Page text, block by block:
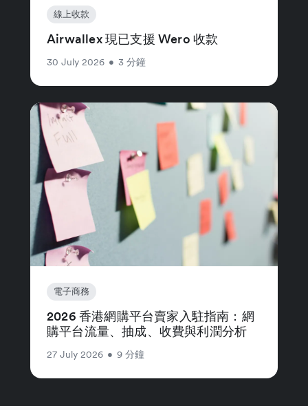
線上收款
Airwallex 現已支援 Wero 收款
30 July 2026 • 3 分鐘
電子商務
2026 香港網購平台賣家入駐指南：網
購平台流量、抽成、收費與利潤分析
27 July 2026 • 9 分鐘